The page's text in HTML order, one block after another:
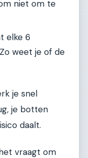
niet om te
elke 6
weet je of de
je snel
je botten
daalt.
vraagt om